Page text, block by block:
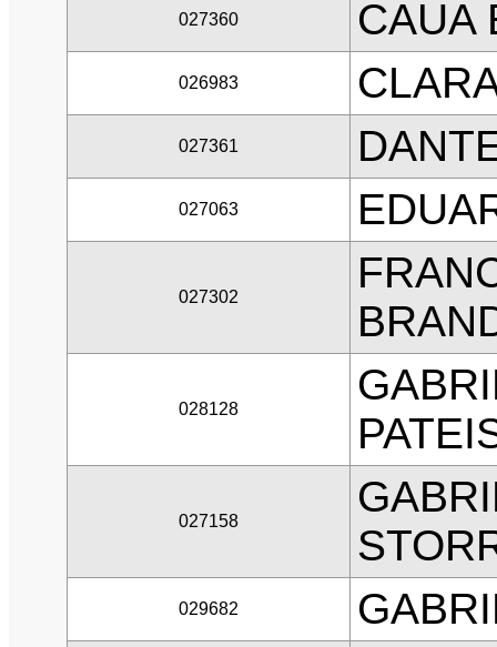
027360 CAUA
026983
027361
027063
027302
028128
027158
029682